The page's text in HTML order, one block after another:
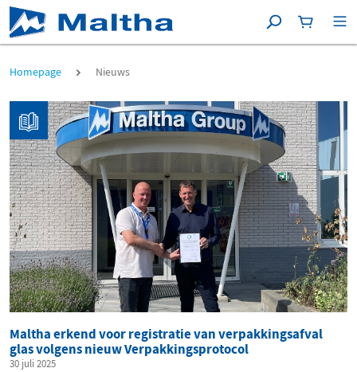
Homepage Nieuws
Nieuws
Maltha erkend voor registratie van verpakkingsafval
glas volgens nieuw Verpakkingsprotocol
30 juli 2025